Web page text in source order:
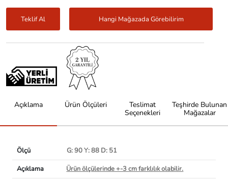
Teklif Al Hangi Mağazada Görebilirim
Açıklama Ürün Ölçüleri
Teslimat
Seçenekleri
Teşhirde Bulunan
Mağazalar
Ölçü
G: 90 Y: 88 D: 51
Açıklama
Ürün ölçülerinde +-3 cm farklılık olabilir.